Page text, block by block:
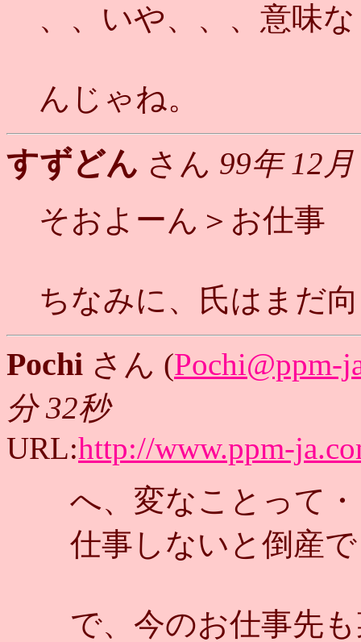
、、いや、、、意味
んじゃね。
すずどん さん 99年 12
そおよーん＞お仕事
ちなみに、氏はまだ
Pochi さん (Pochi@ppm-
分 32秒
URL:http://www.ppm-
へ、変なことって
仕事しないと倒産
で、今のお仕事先